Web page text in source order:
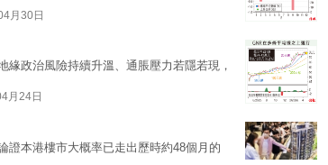
月30日
政治風險持續升溫、通脹壓力若隱若現，
月24日
證本港樓市大概率已走出歷時約48個月的